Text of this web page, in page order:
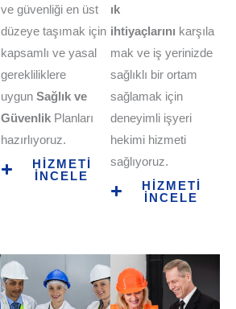
ve güvenliği en üst
düzeye taşımak için
kapsamlı ve yasal
gerekliliklere
uygun Sağlık ve
Güvenlik Planları
hazırlıyoruz.
HİZMETİ
İNCELE
ık
ihtiyaçlarını karşıla
mak ve iş yerinizde
sağlıklı bir ortam
sağlamak için
deneyimli işyeri
hekimi hizmeti
sağlıyoruz.
HİZMETİ
İNCELE